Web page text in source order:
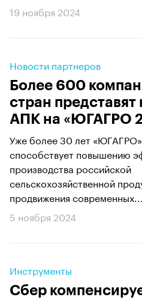
19 ноября 2024
Новости партнеров
Более 600
стран представят
АПК на «ЮГАГРО
Уже более 30 лет «ЮГАГРО»
способствует повышению
производства российской
сельскохозяйственной
продвижения современных...
5 ноября 2024
Инструменты
Сбер